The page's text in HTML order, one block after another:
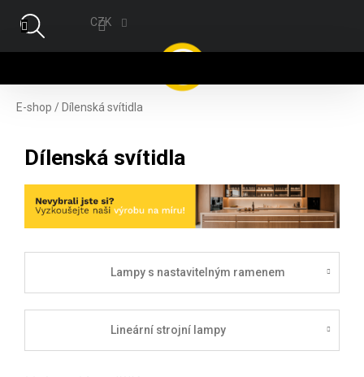
CZK
E-shop / Dílenská svítidla
Dílenská svítidla
Lampy s nastavitelným ramenem
Lineární strojní lampy